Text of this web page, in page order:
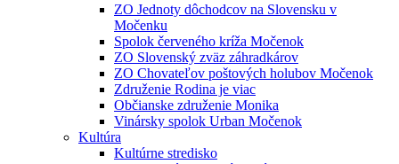
ZO Jednoty dôchodcov na Slovensku v
Močenku
Spolok červeného kríža Močenok
ZO Slovenský zväz záhradkárov
ZO Chovateľov poštových holubov Močenok
Združenie Rodina je viac
Občianske združenie Monika
Vinársky spolok Urban Močenok
Kultúra
Kultúrne stredisko